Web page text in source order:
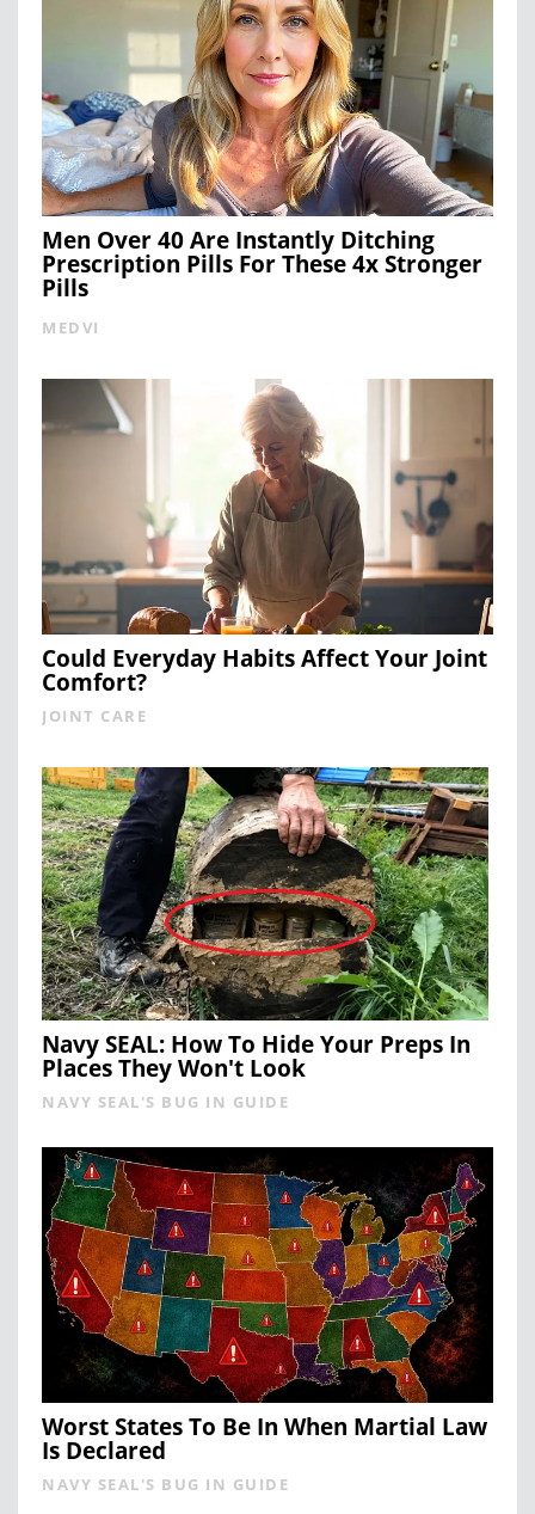
Men Over 40 Are Instantly Ditching
Prescription Pills For These 4x Stronger
Pills
MEDVI
Could Everyday Habits Affect Your Joint
Comfort?
JOINT CARE
Navy SEAL: How To Hide Your Preps In
Places They Won't Look
NAVY SEAL'S BUG IN GUIDE
Worst States To Be In When Martial Law
Is Declared
NAVY SEAL'S BUG IN GUIDE